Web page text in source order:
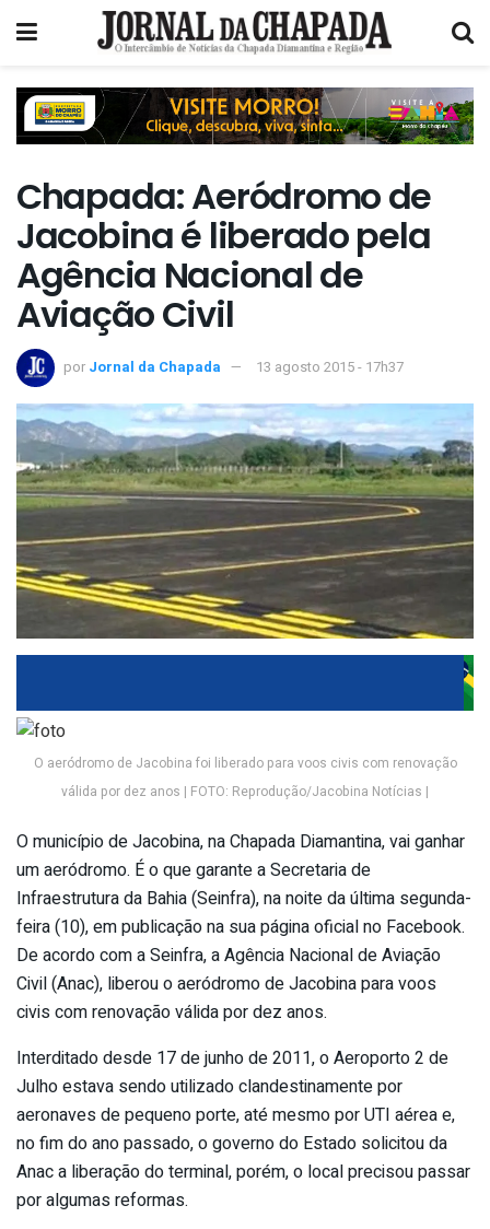
Chapada: Aeródromo de
Jacobina é liberado pela
Agência Nacional de
Aviação Civil
por Jornal da Chapada 13 agosto 2015 - 17h37
O aeródromo de Jacobina foi liberado para voos civis com renovação
válida por dez anos | FOTO: Reprodução/Jacobina Notícias |
O município de Jacobina, na Chapada Diamantina, vai ganhar
um aeródromo. É o que garante a Secretaria de
Infraestrutura da Bahia (Seinfra), na noite da última segunda-
feira (10), em publicação na sua página oficial no Facebook.
De acordo com a Seinfra, a Agência Nacional de Aviação
Civil (Anac), liberou o aeródromo de Jacobina para voos
civis com renovação válida por dez anos.
Interditado desde 17 de junho de 2011, o Aeroporto 2 de
Julho estava sendo utilizado clandestinamente por
aeronaves de pequeno porte, até mesmo por UTI aérea e,
no fim do ano passado, o governo do Estado solicitou da
Anac a liberação do terminal, porém, o local precisou passar
por algumas reformas.